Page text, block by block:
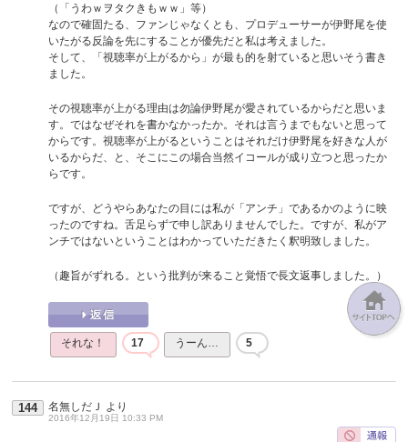
（「うわｗヲタクきもｗｗ」等）
なので確固たる、ファンじゃなくとも、プロデューサーが伊野尾を使
いたがる反論を先にすることが優先だと私は考えました。
そして、「視聴率が上がるから」が最も的を射ていると思いそう書き
ました。
その視聴率が上がる理由は勿論伊野尾が愛されているからだと思いま
す。ではなぜそれを書かなかったか。それは言うまでもないと思って
からです。視聴率が上がるということはそれだけ伊野尾を好きな人が
いるからだ、と、そこにこの場合当然イコールが成り立つと思ったか
らです。
ですが、どうやらあなたの目には私が「アンチ」であるかのように映
ったのですね。舌足らずで申し訳ありませんでした。ですが、私がア
ンチではないということはわかっていただきたく釈明致しました。
（趣旨がずれる。という批判が来ること覚悟で長文返事しました。）
それな！ 17 うーん… 5
144 名無しだＪ より
2016年12月19日 10:33 PM